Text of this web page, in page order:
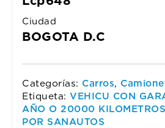
Ciudad
BOGOTA D.C
Categorías: Carros,
Etiqueta: VEHICU CON
AÑO O 20000
POR SANAUTOS